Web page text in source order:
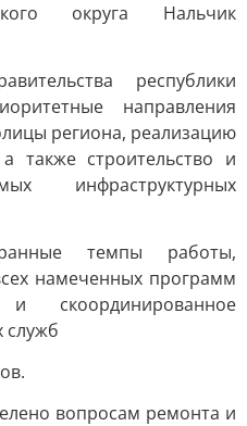
округа Нальчик
республики
направления
региона, реализацию
также строительство и
инфраструктурных
темпы работы,
намеченных программ
служб
вопросам ремонта и